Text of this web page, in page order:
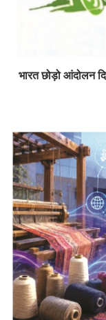
भारत छोड़ो आंदोलन